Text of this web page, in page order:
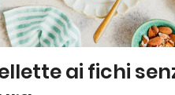
ai fichi